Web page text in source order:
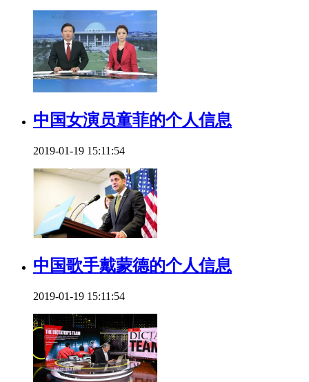
中国女演员童菲的个人信息
2019-01-19 15:11:54
中国歌手戴蒙德的个人信息
2019-01-19 15:11:54